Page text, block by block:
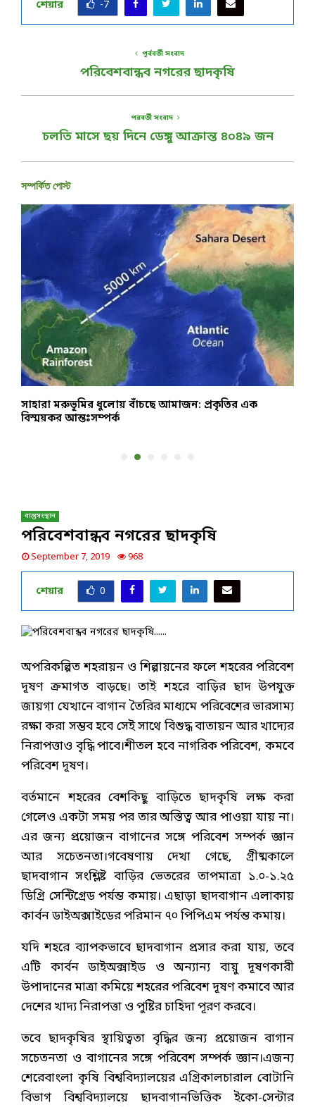
শেয়ার -7
পূর্ববর্তী সংবাদ
পরিবেশবান্ধব নগরের ছাদকৃষি
পরবর্তী সংবাদ
চলতি মাসে ছয় দিনে ডেঙ্গু আক্রান্ত ৪০৪৯ জন
সম্পর্কিত পোস্ট
সাহারা মরুভূমির ধুলোয় বাঁচছে আমাজন: প্রকৃতির এক
বিস্ময়কর আন্তঃসম্পর্ক
বাস্তুসংস্থান
পরিবেশবান্ধব নগরের ছাদকৃষি
September 7, 2019 968
শেয়ার 0
অপরিকল্পিত শহরায়ন ও শিল্পায়নের ফলে শহরের পরিবেশ
দূষণ ক্রমাগত বাড়ছে। তাই শহরে বাড়ির ছাদ উপযুক্ত
জায়গা যেখানে বাগান তৈরির মাধ্যমে পরিবেশের ভারসাম্য
রক্ষা করা সম্ভব হবে সেই সাথে বিশুদ্ধ বাতায়ন আর খাদ্যের
নিরাপত্তাও বৃদ্ধি পাবে।শীতল হবে নাগরিক পরিবেশ, কমবে
পরিবেশ দূষণ।
বর্তমানে শহরের বেশকিছু বাড়িতে ছাদকৃষি লক্ষ করা
গেলেও একটা সময় পর তার অস্তিত্ব আর পাওয়া যায় না।
এর জন্য প্রয়োজন বাগানের সঙ্গে পরিবেশ সম্পর্ক জ্ঞান
আর সচেতনতা।গবেষণায় দেখা গেছে, গ্রীষ্মকালে
ছাদবাগান সংশ্লিষ্ট বাড়ির ভেতরের তাপমাত্রা ১.০-১.২৫
ডিগ্রি সেন্টিগ্রেড পর্যন্ত কমায়। এছাড়া ছাদবাগান এলাকায়
কার্বন ডাইঅক্সাইডের পরিমান ৭০ পিপিএম পর্যন্ত কমায়।
যদি শহরে ব্যাপকভাবে ছাদবাগান প্রসার করা যায়, তবে
এটি কার্বন ডাইঅক্সাইড ও অন্যান্য বায়ু দূষণকারী
উপাদানের মাত্রা কমিয়ে শহরের পরিবেশ দূষণ কমাবে আর
দেশের খাদ্য নিরাপত্তা ও পুষ্টির চাহিদা পূরণ করবে।
তবে ছাদকৃষির স্থায়িত্বতা বৃদ্ধির জন্য প্রয়োজন বাগান
সচেতনতা ও বাগানের সঙ্গে পরিবেশ সম্পর্ক জ্ঞান।এজন্য
শেরেবাংলা কৃষি বিশ্ববিদ্যালয়ের এগ্রিকালচারাল বোটানি
বিভাগ বিশ্ববিদ্যালয়ে ছাদবাগানভিত্তিক ইকো-সেন্টার